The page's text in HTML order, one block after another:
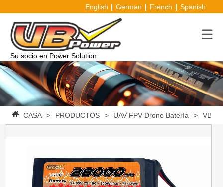
English German French Spanish
Su socio en Power Solution
CASA > PRODUCTOS > UAV FPV Drone Batería >